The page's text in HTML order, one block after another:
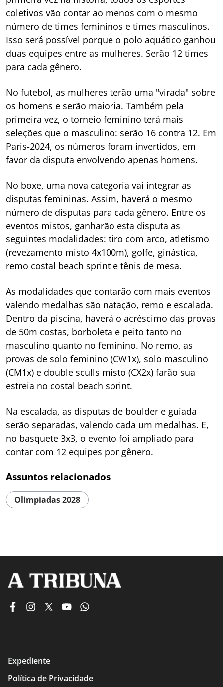
coletivos vão contar ao menos com o mesmo
número de times femininos e times masculinos.
Isso será possível porque o polo aquático ganhou
duas equipes entre as mulheres. Serão 12 times
para cada gênero.
No futebol, as mulheres terão uma "virada" sobre
os homens e serão maioria. Também pela
primeira vez, o torneio feminino terá mais
seleções que o masculino: serão 16 contra 12. Em
Paris-2024, os números foram invertidos, em
favor da disputa envolvendo apenas homens.
No boxe, uma nova categoria vai integrar as
disputas femininas. Assim, haverá o mesmo
número de disputas para cada gênero. Entre os
eventos mistos, ganharão esta disputa as
seguintes modalidades: tiro com arco, atletismo
(revezamento misto 4x100m), golfe, ginástica,
remo costal beach sprint e tênis de mesa.
As modalidades que contarão com mais eventos
valendo medalhas são natação, remo e escalada.
Dentro da piscina, haverá o acréscimo das provas
de 50m costas, borboleta e peito tanto no
masculino quanto no feminino. No remo, as
provas de solo feminino (CW1x), solo masculino
(CM1x) e double sculls misto (CX2x) farão sua
estreia no costal beach sprint.
Na escalada, as disputas de boulder e guiada
serão separadas, valendo cada um medalhas. E,
no basquete 3x3, o evento foi ampliado para
contar com 12 equipes por gênero.
Assuntos relacionados
Olimpiadas 2028
Expediente
Política de Privacidade